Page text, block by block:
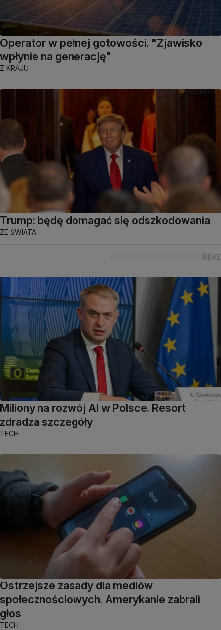
Operator w pełnej gotowości. "Zjawisko
wpłynie na generację"
Z KRAJU
Trump: będę domagać się odszkodowania
ZE ŚWIATA
Miliony na rozwój AI w Polsce. Resort
zdradza szczegóły
TECH
Ostrzejsze zasady dla mediów
społecznościowych. Amerykanie zabrali
głos
TECH